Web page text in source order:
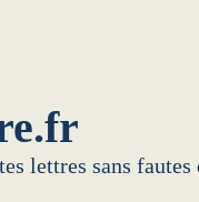
lettres sans